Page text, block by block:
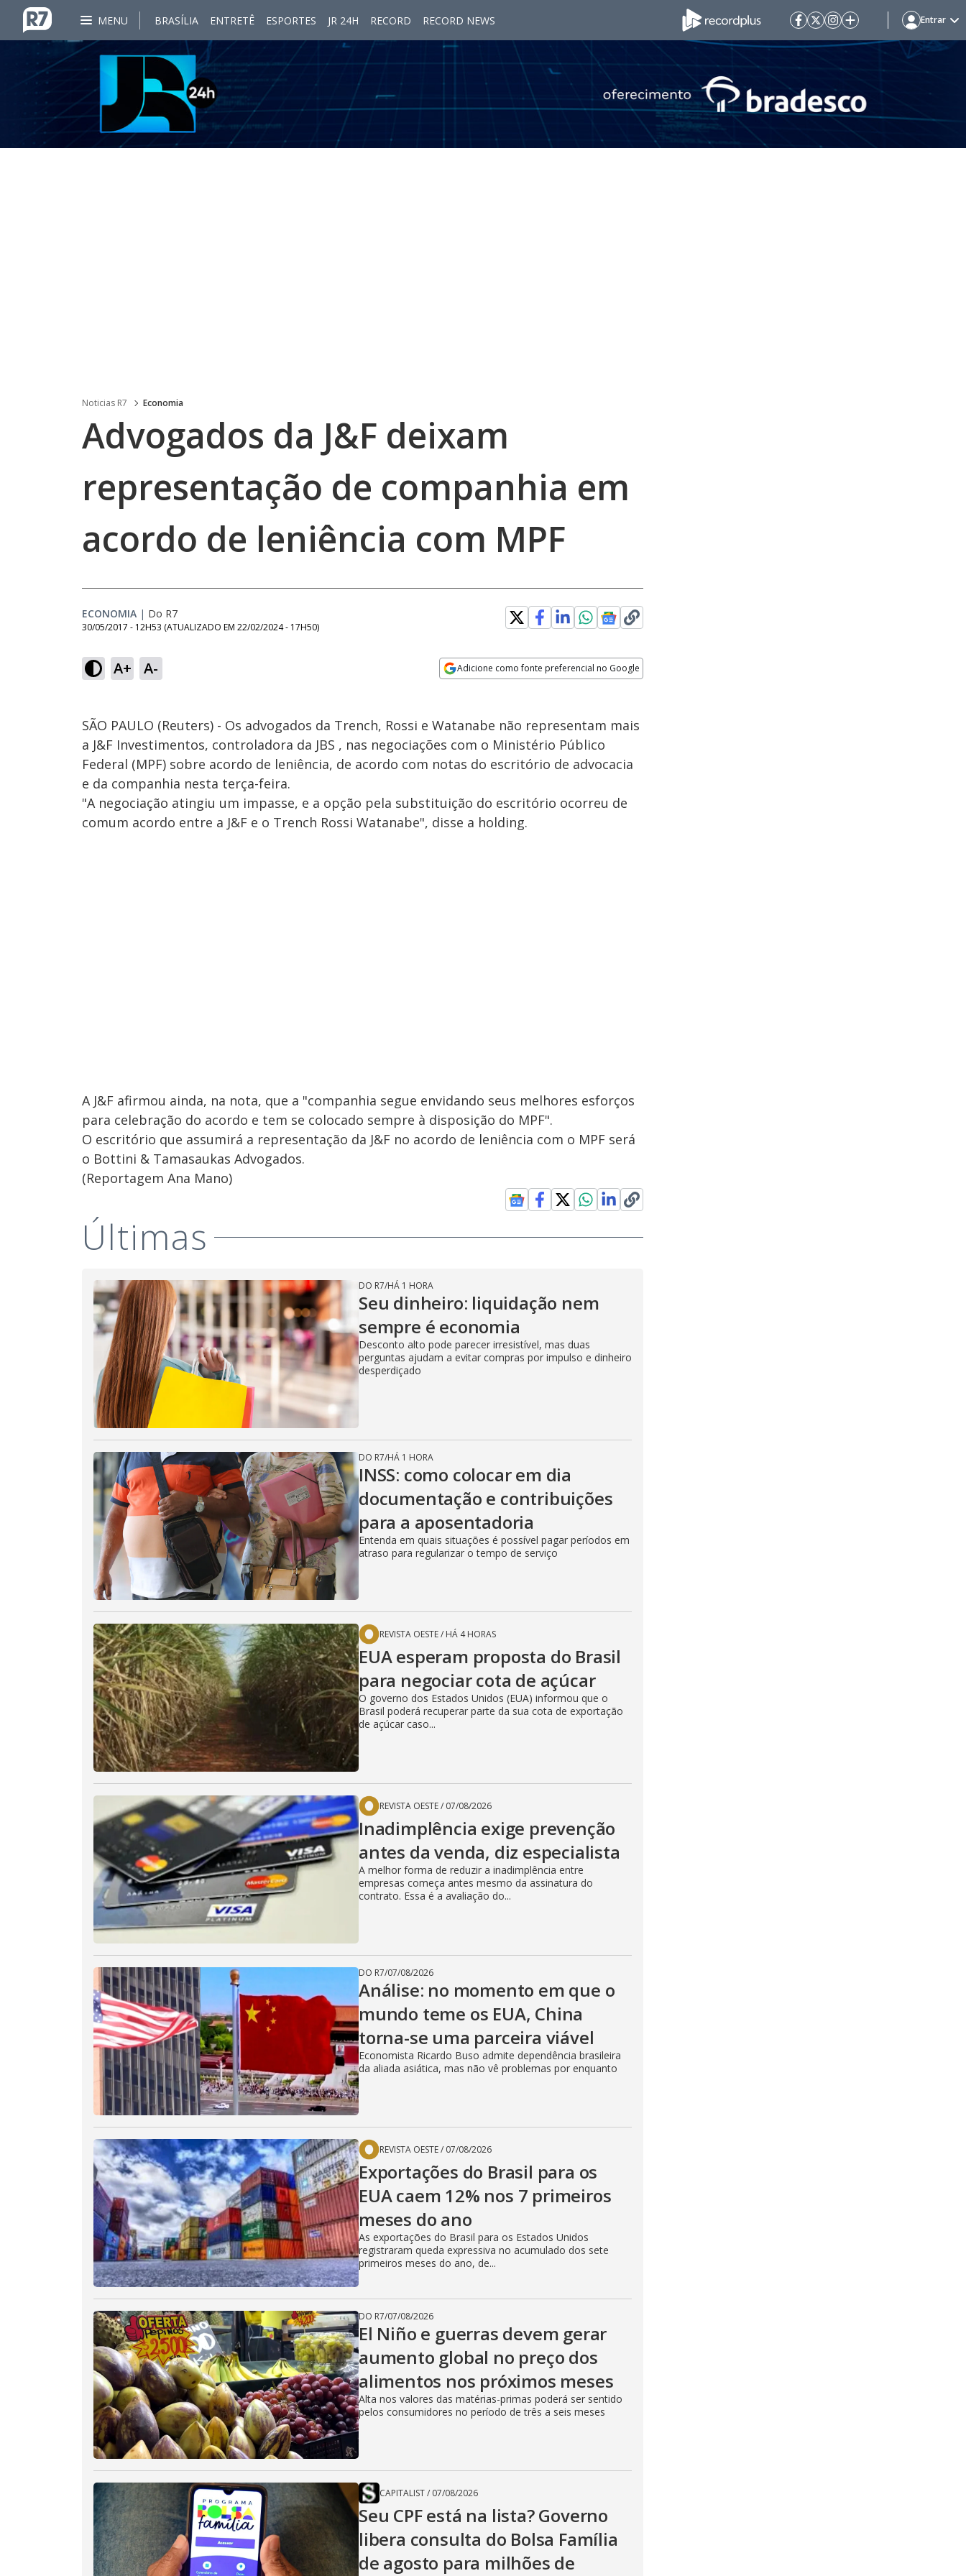
MENU BRASÍLIA ENTRETÊ ESPORTES JR 24H RECORD RECORD NEWS Entrar
Noticias R7 Economia
Advogados da J&F deixam
representação de companhia em
acordo de leniência com MPF
ECONOMIA | Do R7
30/05/2017 - 12H53 (ATUALIZADO EM 22/02/2024 - 17H50)
A+ A- Adicione como fonte preferencial no Google
SÃO PAULO (Reuters) - Os advogados da Trench, Rossi e Watanabe não representam mais
a J&F Investimentos, controladora da JBS , nas negociações com o Ministério Público
Federal (MPF) sobre acordo de leniência, de acordo com notas do escritório de advocacia
e da companhia nesta terça-feira.
"A negociação atingiu um impasse, e a opção pela substituição do escritório ocorreu de
comum acordo entre a J&F e o Trench Rossi Watanabe", disse a holding.
A J&F afirmou ainda, na nota, que a "companhia segue envidando seus melhores esforços
para celebração do acordo e tem se colocado sempre à disposição do MPF".
O escritório que assumirá a representação da J&F no acordo de leniência com o MPF será
o Bottini & Tamasaukas Advogados.
(Reportagem Ana Mano)
Últimas
DO R7/HÁ 1 HORA
Seu dinheiro: liquidação nem
sempre é economia
Desconto alto pode parecer irresistível, mas duas
perguntas ajudam a evitar compras por impulso e dinheiro
desperdiçado
DO R7/HÁ 1 HORA
INSS: como colocar em dia
documentação e contribuições
para a aposentadoria
Entenda em quais situações é possível pagar períodos em
atraso para regularizar o tempo de serviço
REVISTA OESTE/ HÁ 4 HORAS
EUA esperam proposta do Brasil
para negociar cota de açúcar
O governo dos Estados Unidos (EUA) informou que o
Brasil poderá recuperar parte da sua cota de exportação
de açúcar caso...
REVISTA OESTE/ 07/08/2026
Inadimplência exige prevenção
antes da venda, diz especialista
A melhor forma de reduzir a inadimplência entre
empresas começa antes mesmo da assinatura do
contrato. Essa é a avaliação do...
DO R7/07/08/2026
Análise: no momento em que o
mundo teme os EUA, China
torna-se uma parceira viável
Economista Ricardo Buso admite dependência brasileira
da aliada asiática, mas não vê problemas por enquanto
REVISTA OESTE/ 07/08/2026
Exportações do Brasil para os
EUA caem 12% nos 7 primeiros
meses do ano
As exportações do Brasil para os Estados Unidos
registraram queda expressiva no acumulado dos sete
primeiros meses do ano, de...
DO R7/07/08/2026
El Niño e guerras devem gerar
aumento global no preço dos
alimentos nos próximos meses
Alta nos valores das matérias-primas poderá ser sentido
pelos consumidores no período de três a seis meses
CAPITALIST/ 07/08/2026
Seu CPF está na lista? Governo
libera consulta do Bolsa Família
de agosto para milhões de